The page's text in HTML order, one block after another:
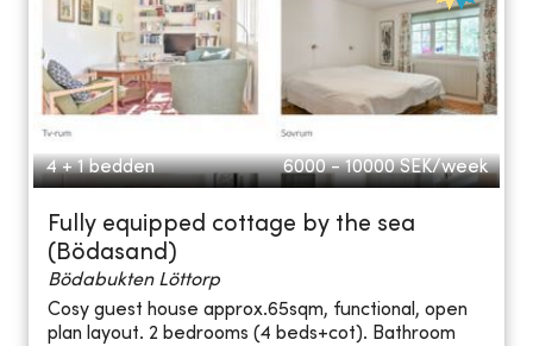
4 + 1 bedden 6000 - 10000 SEK/week
Fully equipped cottage by the sea
(Bödasand)
Bödabukten Löttorp
Cosy guest house approx.65sqm, functional, open
plan layout. 2 bedrooms (4 beds+cot). Bathroom